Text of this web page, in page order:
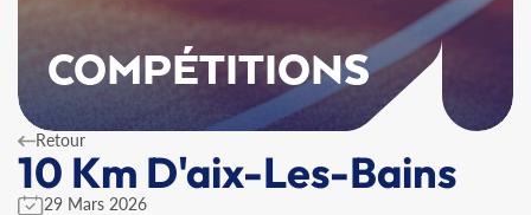
COMPÉTITIONS
Retour
10 Km D'aix-Les-Bains
29 Mars 2026